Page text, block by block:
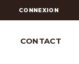
CONNEXION
CONTACT